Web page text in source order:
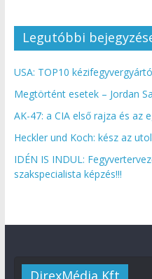
Legutóbbi
USA: TOP10 kézifegyvergyártó
Megtörtént esetek – Jordan
AK-47: a CIA első rajza és az
Heckler und Koch: kész az
IDÉN IS INDUL:
szakspecialista képzés!!!
DirexMédia Kft